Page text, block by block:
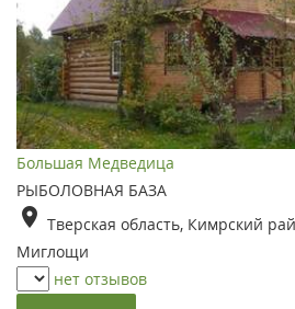
Большая Медведица
РЫБОЛОВНАЯ БАЗА
Тверская область, Кимрский
Миглощи
нет отзывов